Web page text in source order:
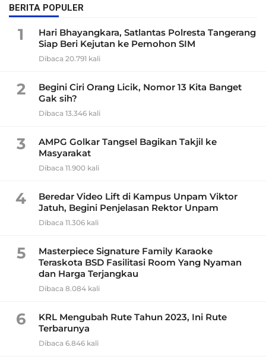
BERITA POPULER
1
Hari Bhayangkara, Satlantas Polresta Tangerang
Siap Beri Kejutan ke Pemohon SIM
Dibaca 20.791 kali
2
Begini Ciri Orang Licik, Nomor 13 Kita Banget
Gak sih?
Dibaca 13.346 kali
3
AMPG Golkar Tangsel Bagikan Takjil ke
Masyarakat
Dibaca 11.900 kali
4
Beredar Video Lift di Kampus Unpam Viktor
Jatuh, Begini Penjelasan Rektor Unpam
Dibaca 11.306 kali
5
Masterpiece Signature Family Karaoke
Teraskota BSD Fasilitasi Room Yang Nyaman
dan Harga Terjangkau
Dibaca 8.084 kali
6
KRL Mengubah Rute Tahun 2023, Ini Rute
Terbarunya
Dibaca 6.846 kali